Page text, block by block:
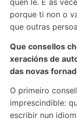
quen le. E ás
porque ti non o
que outras
Que consellos
xeracións de
das novas
O primeiro
imprescindible:
escribir nun